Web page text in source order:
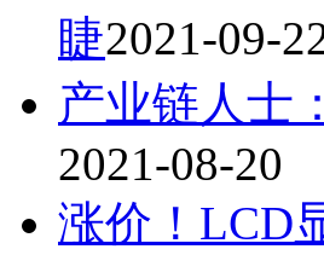
睫2021-09-
产业链人士
2021-08-20
涨价！LCD